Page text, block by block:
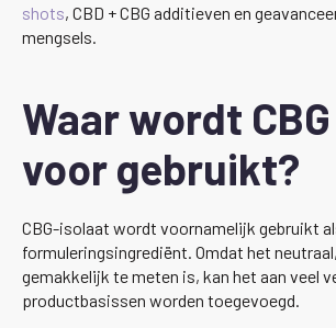
shots, CBD + CBG additieven en
mengsels.
Waar wordt
voor gebruikt?
CBG-isolaat wordt voornamelijk gebruikt
formuleringsingrediënt. Omdat het
gemakkelijk te meten is, kan het aan veel
productbasissen worden toegevoegd.